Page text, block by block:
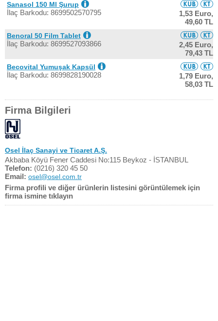
Sanasol 150 Ml Şurup
İlaç Barkodu: 8699502570795
1,53 Euro,
49,60 TL
Benoral 50 Film Tablet
İlaç Barkodu: 8699527093866
2,45 Euro,
79,43 TL
Becovital Yumuşak Kapsül
İlaç Barkodu: 8699828190028
1,79 Euro,
58,03 TL
Firma Bilgileri
Osel İlaç Sanayi ve Ticaret A.Ş.
Akbaba Köyü Fener Caddesi No:115 Beykoz - İSTANBUL
Telefon: (0216) 320 45 50
Email: osel@osel.com.tr
Firma profili ve diğer ürünlerin listesini görüntülemek için
firma ismine tıklayın